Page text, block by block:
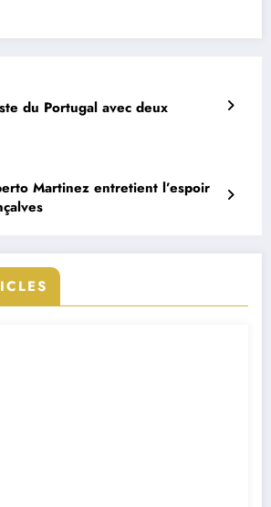
du Portugal avec deux
Martinez entretient l’espoir